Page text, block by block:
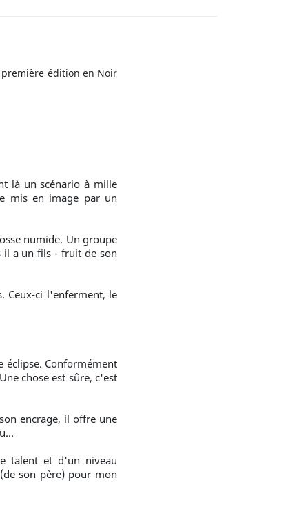
édition en Noir
là un scénario à mille
mis en image par un
numide. Un groupe
il a un fils - fruit de son
Ceux-ci l'enferment, le
éclipse. Conformément
chose est sûre, c'est
encrage, il offre une
talent et d'un niveau
son père) pour mon